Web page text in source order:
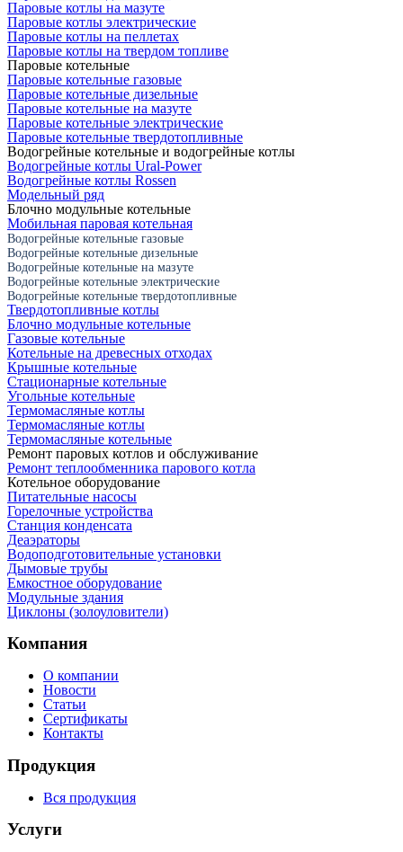
Паровые котлы на мазуте
Паровые котлы электрические
Паровые котлы на пеллетах
Паровые котлы на твердом топливе
Паровые котельные
Паровые котельные газовые
Паровые котельные дизельные
Паровые котельные на мазуте
Паровые котельные электрические
Паровые котельные твердотопливные
Водогрейные котельные и водогрейные котлы
Водогрейные котлы Ural-Power
Водогрейные котлы Rossen
Модельный ряд
Блочно модульные котельные
Мобильная паровая котельная
Водогрейные котельные газовые
Водогрейные котельные дизельные
Водогрейные котельные на мазуте
Водогрейные котельные электрические
Водогрейные котельные твердотопливные
Твердотопливные котлы
Блочно модульные котельные
Газовые котельные
Котельные на древесных отходах
Крышные котельные
Стационарные котельные
Угольные котельные
Термомасляные котлы
Термомасляные котлы
Термомасляные котельные
Ремонт паровых котлов и обслуживание
Ремонт теплообменника парового котла
Котельное оборудование
Питательные насосы
Горелочные устройства
Станция конденсата
Деаэраторы
Водоподготовительные установки
Дымовые трубы
Емкостное оборудование
Mодульные здания
Циклоны (золоуловители)
Компания
О компании
Новости
Статьи
Сертификаты
Контакты
Продукция
Вся продукция
Услуги